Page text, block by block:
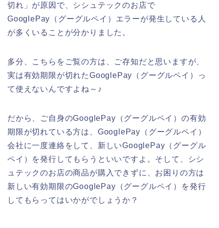
切れ」が原因で、シシュテックのお店で
GooglePay（グーグルペイ）エラーが発生している人
が多くいることが分かりました。
多分、こちらをご覧の方は、ご存知だと思いますが、
実は有効期限が切れたGooglePay（グーグルペイ）っ
て使えないんですよね～♪
だから、ご自身のGooglePay（グーグルペイ）の有効
期限が切れている方は、GooglePay（グーグルペイ）
会社に一度連絡をして、新しいGooglePay（グーグル
ペイ）を発行してもらうといいですよ。そして、シシ
ュテックのお店の商品が購入できずに、お困りの方は
新しい有効期限のGooglePay（グーグルペイ）を発行
してもらってはいかがでしょうか？